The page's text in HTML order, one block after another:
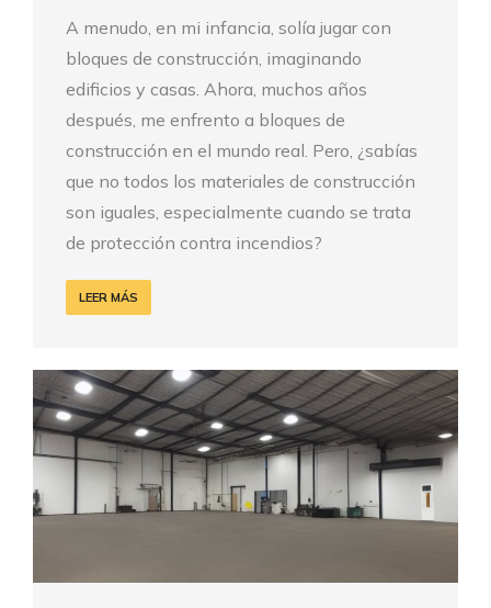
A menudo, en mi infancia, solía jugar con
bloques de construcción, imaginando
edificios y casas. Ahora, muchos años
después, me enfrento a bloques de
construcción en el mundo real. Pero, ¿sabías
que no todos los materiales de construcción
son iguales, especialmente cuando se trata
de protección contra incendios?
LEER MÁS